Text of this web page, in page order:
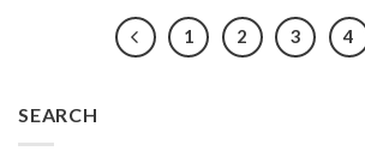
SEARCH
1 2 3 4